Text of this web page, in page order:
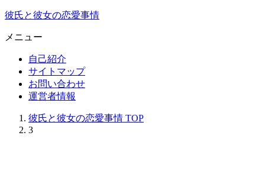
彼氏と彼女の恋愛事情
メニュー
自己紹介
サイトマップ
お問い合わせ
運営者情報
彼氏と彼女の恋愛事情 TOP
3